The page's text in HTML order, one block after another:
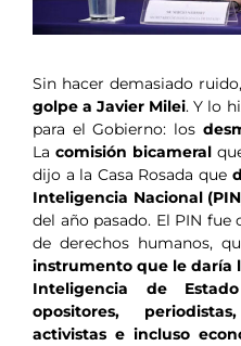
Sin hacer demasiado
golpe a Javier Milei. Y lo
para el Gobierno: los
La comisión bicameral
dijo a la Casa Rosada que
Inteligencia Nacional
del año pasado. El PIN
de derechos humanos,
instrumento que le daría
Inteligencia de
opositores,
activistas e incluso